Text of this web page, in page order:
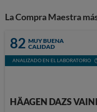
La Compra Maestra
82 MUY BUENA
CALIDAD
ANALIZADO EN EL LABORATORIO
HÄAGEN DAZS